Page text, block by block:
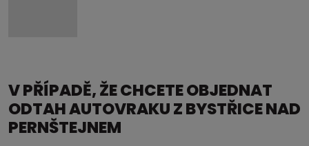
V PŘÍPADĚ, ŽE CHCETE OBJEDNAT
ODTAH AUTOVRAKU Z BYSTŘICE NAD
PERNŠTEJNEM